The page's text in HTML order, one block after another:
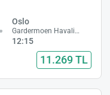
Oslo
Gardermoen Havalimanı
12:15
11.269 TL